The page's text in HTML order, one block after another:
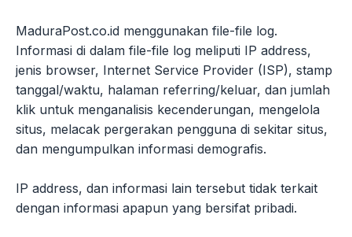
MaduraPost.co.id menggunakan file-file log.
Informasi di dalam file-file log meliputi IP address,
jenis browser, Internet Service Provider (ISP), stamp
tanggal/waktu, halaman referring/keluar, dan jumlah
klik untuk menganalisis kecenderungan, mengelola
situs, melacak pergerakan pengguna di sekitar situs,
dan mengumpulkan informasi demografis.
IP address, dan informasi lain tersebut tidak terkait
dengan informasi apapun yang bersifat pribadi.